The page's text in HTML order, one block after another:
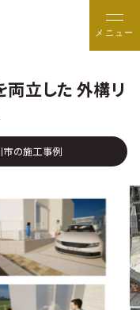
メニュー
両立した 外構リ
市の施工事例